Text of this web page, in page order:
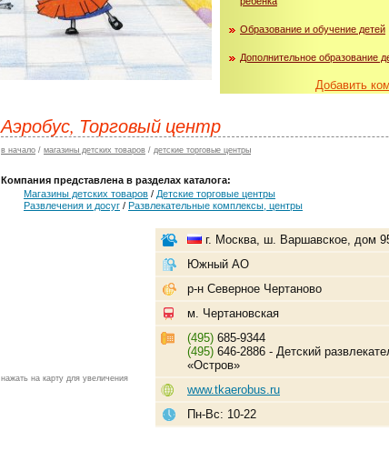
Образование и обучение детей
Дополнительное образование
Добавить
Аэробус, Торговый центр
в начало / магазины детских товаров / детские торговые центры
Компания представлена в разделах каталога:
Магазины детских товаров / Детские торговые центры
Развлечения и досуг / Развлекательные комплексы, центры
нажать на карту для увеличения
г. Москва, ш. Варшавское, дом
Южный АО
р-н Северное Чертаново
м. Чертановская
(495) 685-9344
(495) 646-2886 - Детский
«Остров»
www.tkaerobus.ru
Пн-Вс: 10-22